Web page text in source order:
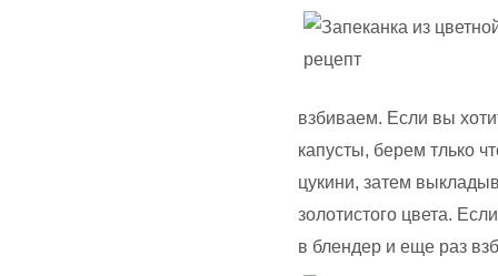
взбиваем. Если вы
капусты, берем тлько
цукини, затем
золотистого цвета.
в блендер и еще раз